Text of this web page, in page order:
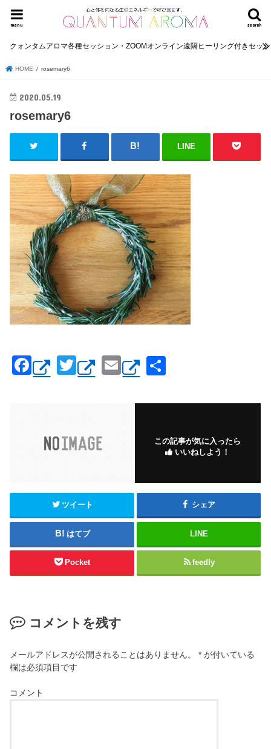
search
menu
クォンタムアロマ各種セッション・ZOOMオンライン遠隔ヒーリング付きセッ
HOME rosemary6
2020.05.19
rosemary6
LINE
F
a
T
wi
E
m
ail
この記事が気に入ったら
いいねしよう！
ツイート シェア
はてブ LINE
Pocket feedly
コメントを残す
メールアドレスが公開されることはありません。 * が付いている
欄は必須項目です
コメント